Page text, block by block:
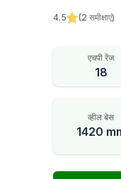
4.5 (2 समीक्षाएं)
एचपी रेंज
18
व्हील बेस
1420